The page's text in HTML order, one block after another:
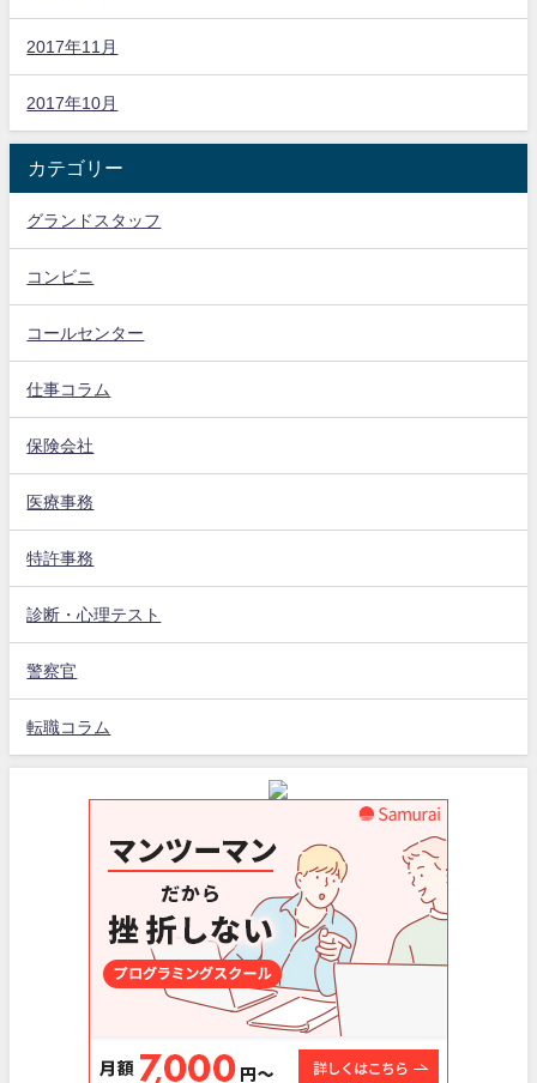
2017年11月
2017年10月
カテゴリー
グランドスタッフ
コンビニ
コールセンター
仕事コラム
保険会社
医療事務
特許事務
診断・心理テスト
警察官
転職コラム